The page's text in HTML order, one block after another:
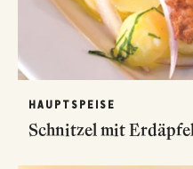
HAUPTSPEISE
Schnitzel mit